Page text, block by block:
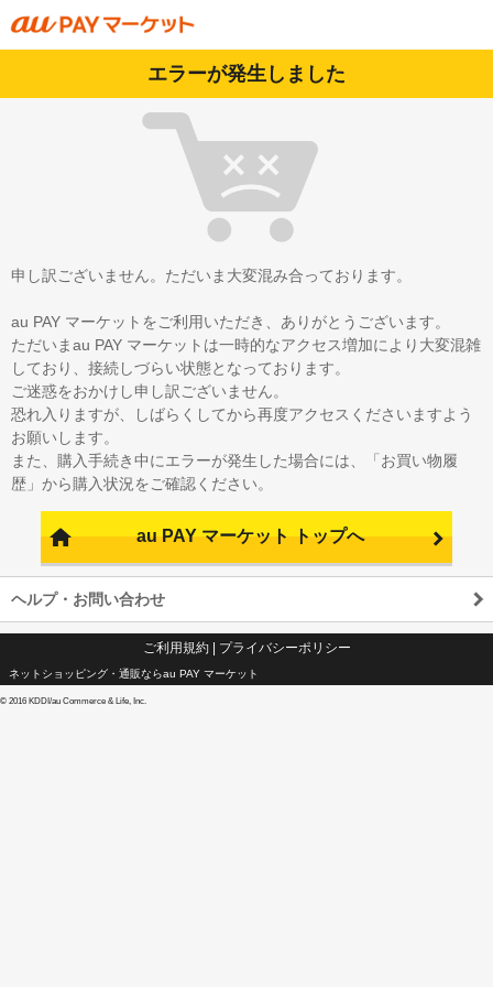
エラーが発生しました
申し訳ございません。ただいま大変混み合っております。
au PAY マーケットをご利用いただき、ありがとうございます。
ただいまau PAY マーケットは一時的なアクセス増加により大変混雑
しており、接続しづらい状態となっております。
ご迷惑をおかけし申し訳ございません。
恐れ入りますが、しばらくしてから再度アクセスくださいますよう
お願いします。
また、購入手続き中にエラーが発生した場合には、「お買い物履
歴」から購入状況をご確認ください。
au PAY マーケット トップへ
ヘルプ・お問い合わせ
ご利用規約| プライバシーポリシー
ネットショッピング・通販ならau PAY マーケット
© 2016 KDDI/au Commerce & Life, Inc.